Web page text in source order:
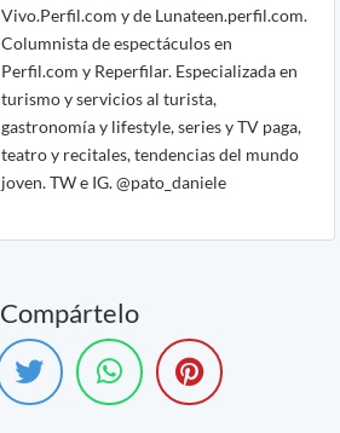
Vivo.Perfil.com y de Lunateen.perfil.com.
Columnista de espectáculos en
Perfil.com y Reperfilar. Especializada en
turismo y servicios al turista,
gastronomía y lifestyle, series y TV paga,
teatro y recitales, tendencias del mundo
joven. TW e IG. @pato_daniele
Compártelo